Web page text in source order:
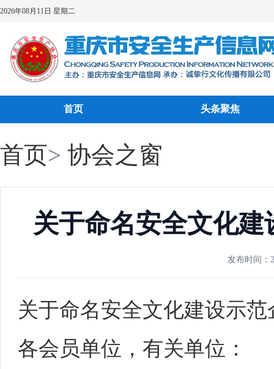
2026年08月11日 星期二
首页 头条聚焦
首页> 协会之窗
关于命名安全文化
发布时间：
关于命名安全文化建设示
各会员单位，有关单位：